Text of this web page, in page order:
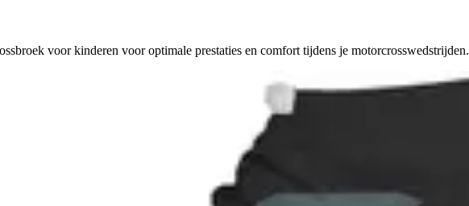
voor kinderen voor optimale prestaties en comfort tijdens je motorcrosswedstrijden.